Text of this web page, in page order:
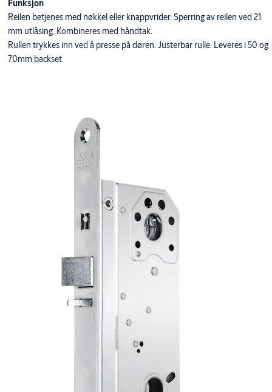
Funksjon
Reilen betjenes med nøkkel eller knappvrider. Sperring av reilen ved 21
mm utlåsing. Kombineres med håndtak.
Rullen trykkes inn ved å presse på døren. Justerbar rulle. Leveres i 50 og
70mm backset